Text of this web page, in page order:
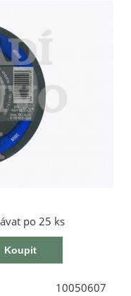
po 25 ks
10050607